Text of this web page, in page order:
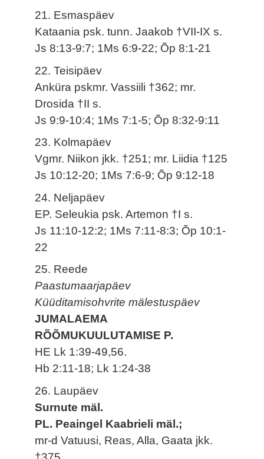
21. Esmaspäev
Kataania psk. tunn. Jaakob †VII-IX s.
Js 8:13-9:7; 1Ms 6:9-22; Õp 8:1-21
22. Teisipäev
Anküra pskmr. Vassiili †362; mr.
Drosida †II s.
Js 9:9-10:4; 1Ms 7:1-5; Õp 8:32-9:11
23. Kolmapäev
Vgmr. Niikon jkk. †251; mr. Liidia †125
Js 10:12-20; 1Ms 7:6-9; Õp 9:12-18
24. Neljapäev
EP. Seleukia psk. Artemon †I s.
Js 11:10-12:2; 1Ms 7:11-8:3; Õp 10:1-
22
25. Reede
Paastumaarjapäev
Küüditamisohvrite mälestuspäev
JUMALAEMA
RÕÕMUKUULUTAMISE P.
HE Lk 1:39-49,56.
Hb 2:11-18; Lk 1:24-38
26. Laupäev
Surnute mäl.
PL. Peaingel Kaabrieli mäl.;
mr-d Vatuusi, Reas, Alla, Gaata jkk.